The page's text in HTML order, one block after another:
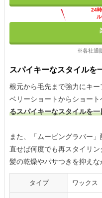
24
※各社通
スパイキーなスタイルを
根元から毛先まで強力にキー
ベリーショートからショート
るスパイキーなスタイルを一
また、「ムービングラバー
直せば何度でも再スタイリン
髪の乾燥やパサつきを抑えな
タイプ ワックス